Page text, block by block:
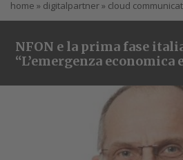
home » digitalpartner» cloud
NFON e la prima fase
“L’emergenza economica